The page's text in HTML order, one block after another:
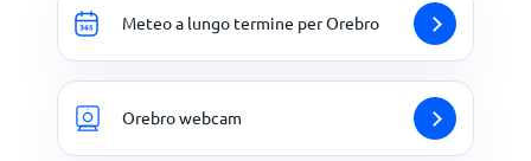
Meteo a lungo termine per Orebro
Orebro webcam